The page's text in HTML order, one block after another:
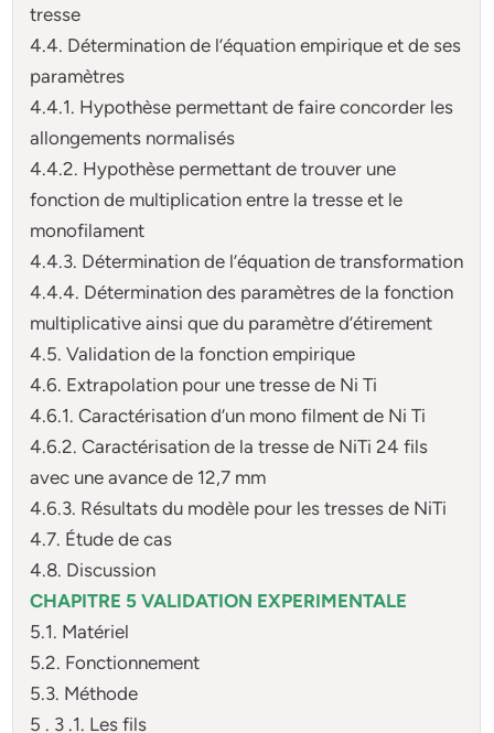
tresse
4.4. Détermination de l’équation empirique et de ses
paramètres
4.4.1. Hypothèse permettant de faire concorder les
allongements normalisés
4.4.2. Hypothèse permettant de trouver une
fonction de multiplication entre la tresse et le
monofilament
4.4.3. Détermination de l’équation de transformation
4.4.4. Détermination des paramètres de la fonction
multiplicative ainsi que du paramètre d’étirement
4.5. Validation de la fonction empirique
4.6. Extrapolation pour une tresse de Ni Ti
4.6.1. Caractérisation d’un mono filment de Ni Ti
4.6.2. Caractérisation de la tresse de NiTi 24 fils
avec une avance de 12,7 mm
4.6.3. Résultats du modèle pour les tresses de NiTi
4.7. Étude de cas
4.8. Discussion
CHAPITRE 5 VALIDATION EXPERIMENTALE
5.1. Matériel
5.2. Fonctionnement
5.3. Méthode
5 . 3 .1. Les fils